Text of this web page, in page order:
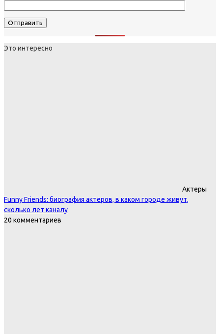
Это интересно
Актеры
Funny Friends: биография актеров, в каком городе живут,
сколько лет каналу
20 комментариев